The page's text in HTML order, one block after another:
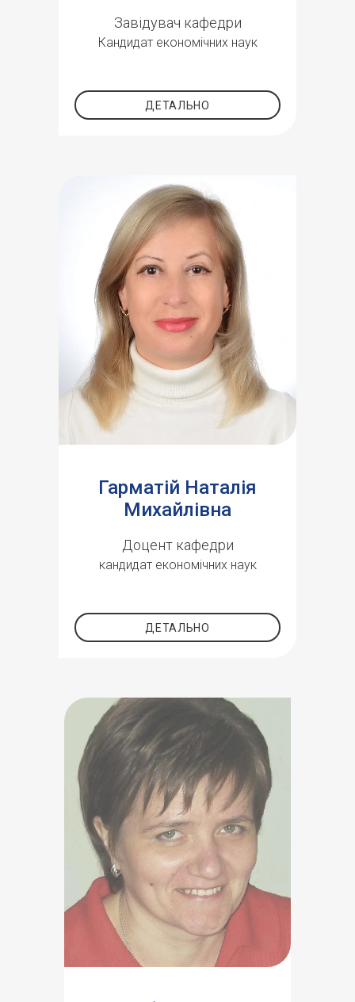
Завідувач кафедри
Кандидат економічних наук
ДЕТАЛЬНО
Гарматій Наталія
Михайлівна
Доцент кафедри
кандидат економічних наук
ДЕТАЛЬНО